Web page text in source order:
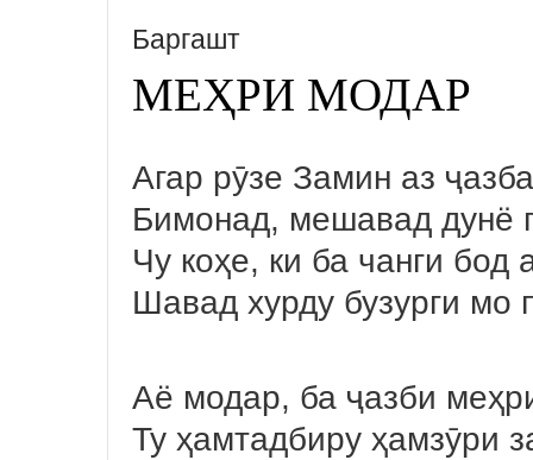
Баргашт
МЕҲРИ МОДАР
Агар рӯзе Замин аз
Бимонад, мешавад дунё
Чу коҳе, ки ба чанги бод
Шавад хурду бузурги мо
Аё модар, ба ҷазби
Ту ҳамтадбиру ҳамзӯри